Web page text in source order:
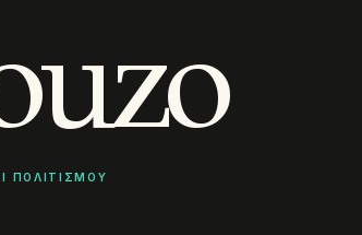
ΠΟΛΙΤΙΣΜΟΥ